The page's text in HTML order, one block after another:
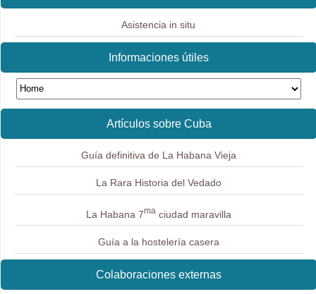
Asistencia in situ
Informaciones útiles
Artículos sobre Cuba
Guía definitiva de La Habana Vieja
La Rara Historia del Vedado
La Habana 7maciudad maravilla
Guía a la hostelería casera
Colaboraciones externas